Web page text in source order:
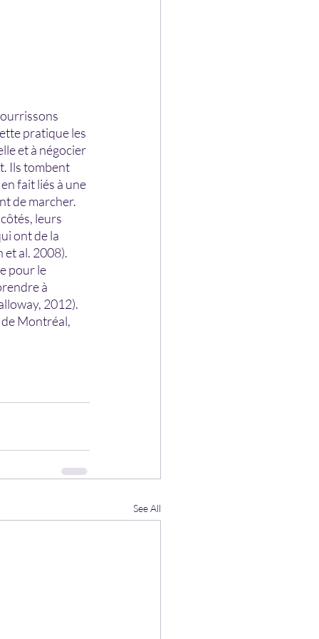
pratique les
et à négocier
Ils tombent
fait liés à une
de marcher.
leurs
ont de la
al. 2008).
pour le
à
2012).
Montréal,
See All